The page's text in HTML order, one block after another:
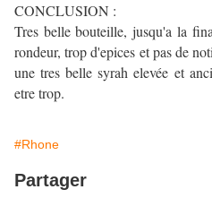
CONCLUSION :
Tres belle bouteille, jusqu'a la
rondeur, trop d'epices et pas de
une tres belle syrah elevée et
etre trop.
#Rhone
Partager